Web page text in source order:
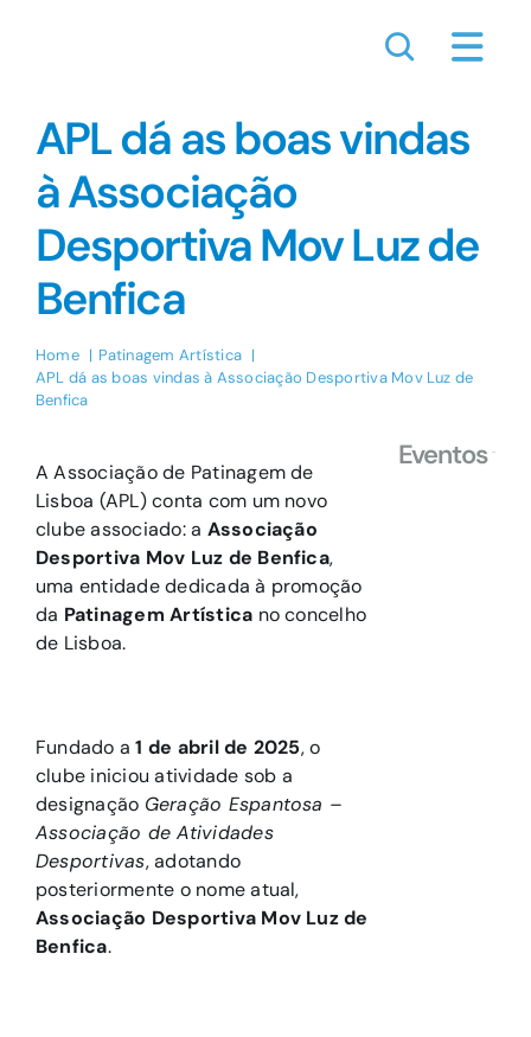
APL dá as boas vindas
à Associação
Desportiva Mov Luz de
Benfica
Home
Patinagem Artística
APL dá as boas vindas à Associação Desportiva Mov Luz de
Benfica
A Associação de Patinagem de
Lisboa (APL) conta com um novo
clube associado: a Associação
Desportiva Mov Luz de Benfica,
uma entidade dedicada à promoção
da Patinagem Artística no concelho
de Lisboa.
Fundado a1 de abril de 2025, o
clube iniciou atividade sob a
designação Geração Espantosa –
Associação de Atividades
Desportivas, adotando
posteriormente o nome atual,
Associação Desportiva Mov Luz de
Benfica.
Eventos